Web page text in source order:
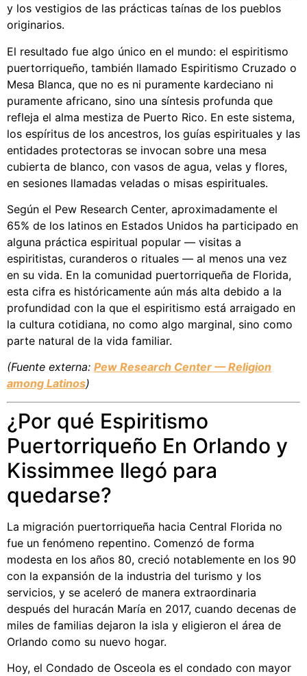
y los vestigios de las prácticas taínas de los pueblos
originarios.
El resultado fue algo único en el mundo: el espiritismo
puertorriqueño, también llamado Espiritismo Cruzado o
Mesa Blanca, que no es ni puramente kardeciano ni
puramente africano, sino una síntesis profunda que
refleja el alma mestiza de Puerto Rico. En este sistema,
los espíritus de los ancestros, los guías espirituales y las
entidades protectoras se invocan sobre una mesa
cubierta de blanco, con vasos de agua, velas y flores,
en sesiones llamadas veladas o misas espirituales.
Según el Pew Research Center, aproximadamente el
65% de los latinos en Estados Unidos ha participado en
alguna práctica espiritual popular — visitas a
espiritistas, curanderos o rituales — al menos una vez
en su vida. En la comunidad puertorriqueña de Florida,
esta cifra es históricamente aún más alta debido a la
profundidad con la que el espiritismo está arraigado en
la cultura cotidiana, no como algo marginal, sino como
parte natural de la vida familiar.
(Fuente externa: Pew Research Center — Religion
among Latinos)
¿Por qué Espiritismo
Puertorriqueño En Orlando y
Kissimmee llegó para
quedarse?
La migración puertorriqueña hacia Central Florida no
fue un fenómeno repentino. Comenzó de forma
modesta en los años 80, creció notablemente en los 90
con la expansión de la industria del turismo y los
servicios, y se aceleró de manera extraordinaria
después del huracán María en 2017, cuando decenas de
miles de familias dejaron la isla y eligieron el área de
Orlando como su nuevo hogar.
Hoy, el Condado de Osceola es el condado con mayor